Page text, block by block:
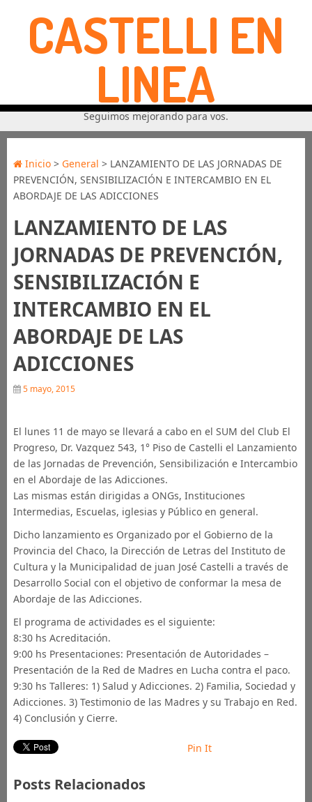
CASTELLI EN
LINEA
Seguimos mejorando para vos.
Inicio> General > LANZAMIENTO DE LAS JORNADAS DE
PREVENCIÓN, SENSIBILIZACIÓN E INTERCAMBIO EN EL
ABORDAJE DE LAS ADICCIONES
LANZAMIENTO DE LAS
JORNADAS DE PREVENCIÓN,
SENSIBILIZACIÓN E
INTERCAMBIO EN EL
ABORDAJE DE LAS
ADICCIONES
5 mayo, 2015
El lunes 11 de mayo se llevará a cabo en el SUM del Club El
Progreso, Dr. Vazquez 543, 1° Piso de Castelli el Lanzamiento
de las Jornadas de Prevención, Sensibilización e Intercambio
en el Abordaje de las Adicciones.
Las mismas están dirigidas a ONGs, Instituciones
Intermedias, Escuelas, iglesias y Público en general.
Dicho lanzamiento es Organizado por el Gobierno de la
Provincia del Chaco, la Dirección de Letras del Instituto de
Cultura y la Municipalidad de juan José Castelli a través de
Desarrollo Social con el objetivo de conformar la mesa de
Abordaje de las Adicciones.
El programa de actividades es el siguiente:
8:30 hs Acreditación.
9:00 hs Presentaciones: Presentación de Autoridades –
Presentación de la Red de Madres en Lucha contra el paco.
9:30 hs Talleres: 1) Salud y Adicciones. 2) Familia, Sociedad y
Adicciones. 3) Testimonio de las Madres y su Trabajo en Red.
4) Conclusión y Cierre.
Pin It
Posts Relacionados